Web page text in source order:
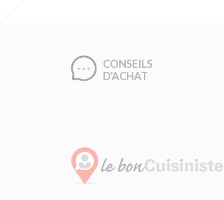
CONSEILS
D'ACHAT